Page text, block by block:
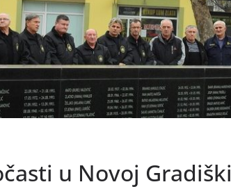
u Novoj Gradiški